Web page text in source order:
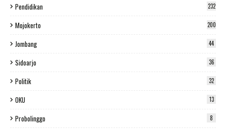
Pendidikan 232
Mojokerto 200
Jombang 44
Sidoarjo 36
Politik 32
OKU 13
Probolinggo 8